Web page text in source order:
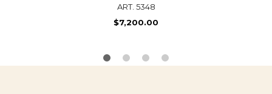
ART. 5348
$7,200.00